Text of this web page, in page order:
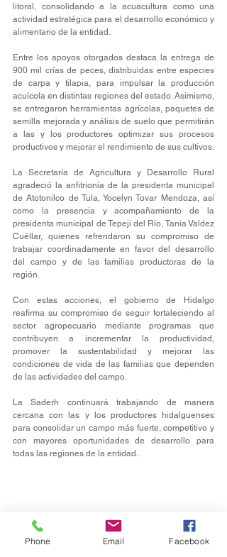
litoral, consolidando a la acuacultura como una
actividad estratégica para el desarrollo económico y
alimentario de la entidad.
Entre los apoyos otorgados destaca la entrega de
900 mil crías de peces, distribuidas entre especies
de carpa y tilapia, para impulsar la producción
acuícola en distintas regiones del estado. Asimismo,
se entregaron herramientas agrícolas, paquetes de
semilla mejorada y análisis de suelo que permitirán
a las y los productores optimizar sus procesos
productivos y mejorar el rendimiento de sus cultivos.
La Secretaría de Agricultura y Desarrollo Rural
agradeció la anfitrionía de la presidenta municipal
de Atotonilco de Tula, Yocelyn Tovar Mendoza, así
como la presencia y acompañamiento de la
presidenta municipal de Tepeji del Río, Tania Valdez
Cuéllar, quienes refrendaron su compromiso de
trabajar coordinadamente en favor del desarrollo
del campo y de las familias productoras de la
región.
Con estas acciones, el gobierno de Hidalgo
reafirma su compromiso de seguir fortaleciendo al
sector agropecuario mediante programas que
contribuyen a incrementar la productividad,
promover la sustentabilidad y mejorar las
condiciones de vida de las familias que dependen
de las actividades del campo.
La Saderh continuará trabajando de manera
cercana con las y los productores hidalguenses
para consolidar un campo más fuerte, competitivo y
con mayores oportunidades de desarrollo para
todas las regiones de la entidad.
Phone Email Facebook